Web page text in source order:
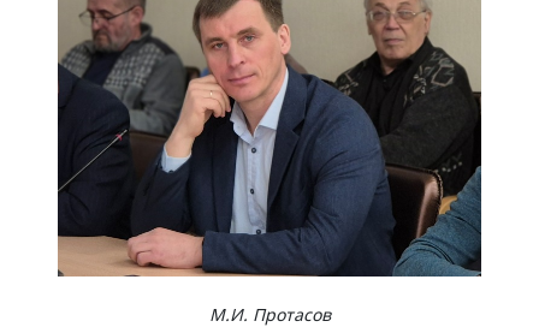
М.И. Протасов